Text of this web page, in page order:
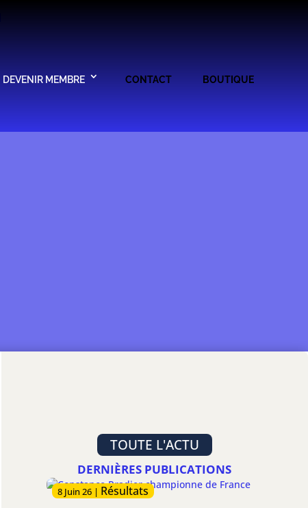
DEVENIR MEMBRE CONTACT BOUTIQUE
TOUTE L'ACTU
DERNIÈRES PUBLICATIONS
8 Juin 26| Résultats